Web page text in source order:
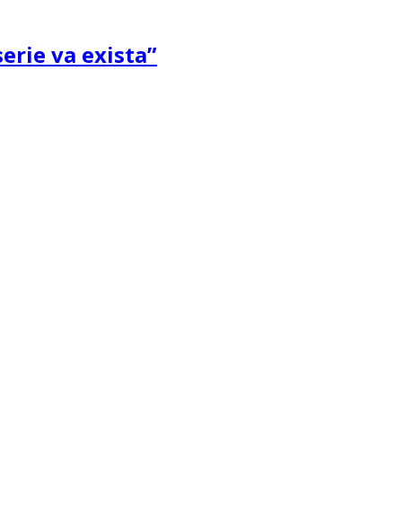
va exista”